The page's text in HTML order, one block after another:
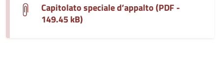
Capitolato speciale d’appalto (PDF -
149.45 kB)